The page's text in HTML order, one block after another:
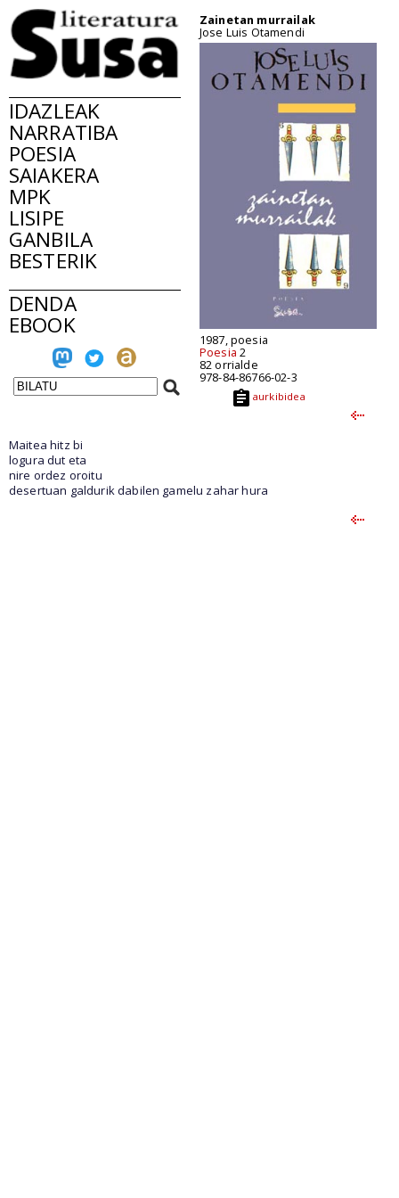
IDAZLEAK
NARRATIBA
POESIA
SAIAKERA
MPK
LISIPE
GANBILA
BESTERIK
DENDA
EBOOK
Zainetan murrailak
Jose Luis Otamendi
1987, poesia
Poesia 2
82 orrialde
978-84-86766-02-3
aurkibidea
Maitea hitz bi
logura dut eta
nire ordez oroitu
desertuan galdurik dabilen gamelu zahar hura